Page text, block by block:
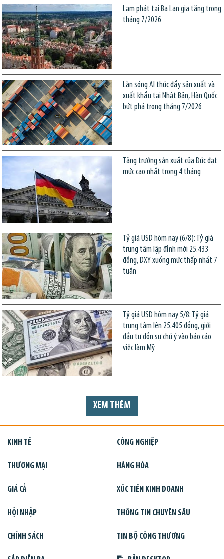
Lạm phát tại Ba Lan gia tăng trong
tháng 7/2026
Làn sóng AI thúc đẩy sản xuất và
xuất khẩu tại Nhật Bản, Hàn Quốc
bứt phá trong tháng 7/2026
Tăng trưởng sản xuất của Đức đạt
mức cao nhất trong 4 tháng
Tỷ giá USD hôm nay (6/8): Tỷ giá
trung tâm lập đỉnh mới 25.433
đồng, DXY xuống mức thấp nhất 7
tuần
Tỷ giá USD hôm nay 5/8: Tỷ giá
trung tâm lên 25.405 đồng, giới
đầu tư dồn sự chú ý vào báo cáo
việc làm Mỹ
XEM THÊM
KINH TẾ CÔNG NGHIỆP
THƯƠNG MẠI HÀNG HÓA
GIÁ CẢ XÚC TIẾN KINH DOANH
HỘI NHẬP THÔNG TIN CHUYÊN SÂU
CHÍNH SÁCH TIN BỘ CÔNG THƯƠNG